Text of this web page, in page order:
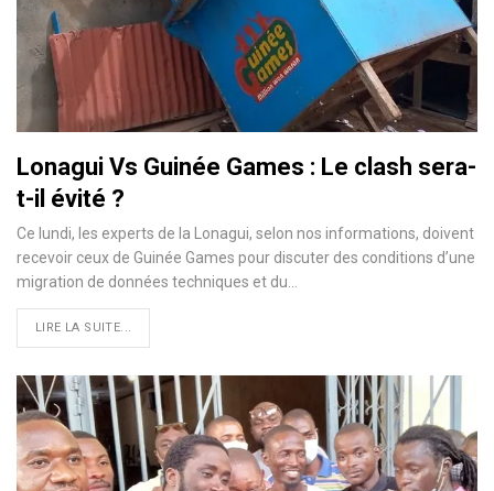
Lonagui Vs Guinée Games : Le clash sera-
t-il évité ?
Ce lundi, les experts de la Lonagui, selon nos informations, doivent
recevoir ceux de Guinée Games pour discuter des conditions d’une
migration de données techniques et du…
LIRE LA SUITE...